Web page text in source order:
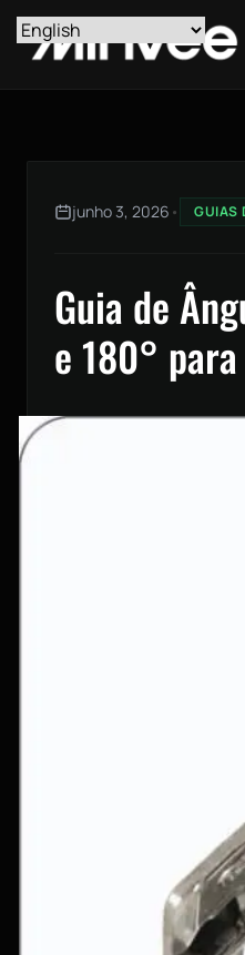
junho 3, 2026 • GUIAS
Guia de
e 180°